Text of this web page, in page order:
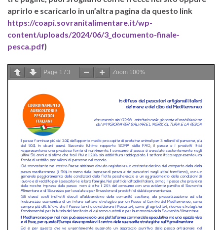
aprirlo e scaricarlo in un’altra pagina da questo link
https://coapi.sovranitalimentare.it/wp-
content/uploads/2024/06/3_documento-finale-
pesca.pdf)
Page 1 / 3 Zoom 100%